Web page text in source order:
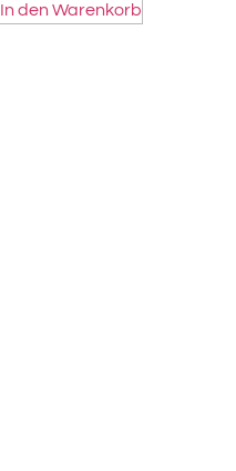
In den Warenkorb